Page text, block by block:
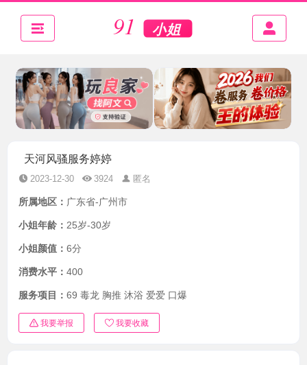
天河风骚服务婷婷
2023-12-30 3924 匿名
所属地区： 广东省-广州市
小姐年龄： 25岁-30岁
小姐颜值： 6分
消费水平： 400
服务项目： 69 毒龙 胸推 沐浴 爱爱 口爆
我要举报 我要收藏